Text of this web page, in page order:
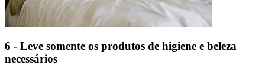
6 - Leve somente os produtos de higiene e beleza
necessários